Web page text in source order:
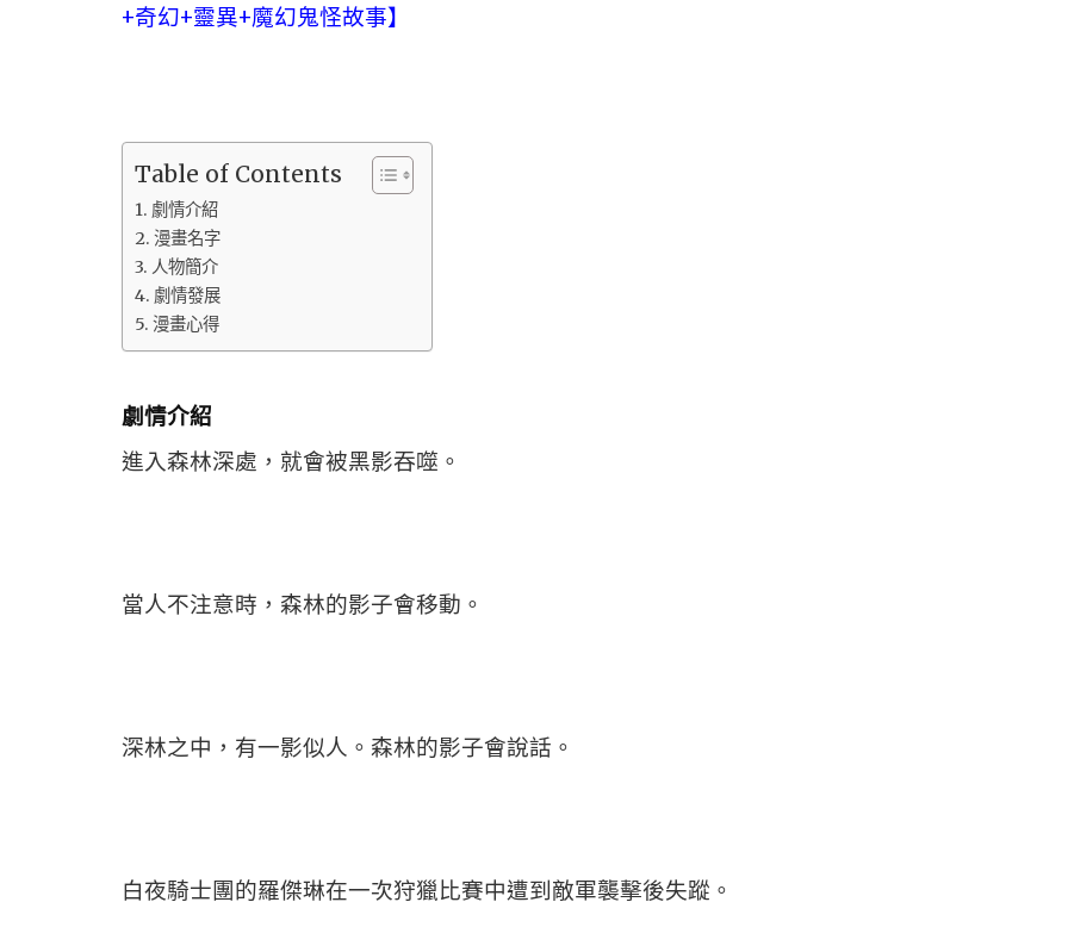
+奇幻+靈異+魔幻鬼怪故事】
Table of Contents
劇情介紹
漫畫名字
人物簡介
劇情發展
漫畫心得
劇情介紹
進入森林深處，就會被黑影吞噬。
當人不注意時，森林的影子會移動。
深林之中，有一影似人。森林的影子會說話。
白夜騎士團的羅傑琳在一次狩獵比賽中遭到敵軍襲擊後失蹤。